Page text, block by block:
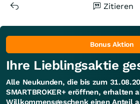
Zitieren
Bonus Aktion
Ihre Lieblingsaktie
Alle Neukunden, die bis zum
SMARTBROKER+ eröffnen, erhalten
Willkommensgeschenk einen Anteil